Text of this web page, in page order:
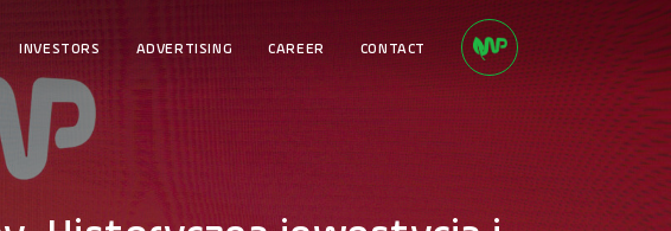
INVESTORS ADVERTISING CAREER CONTACT